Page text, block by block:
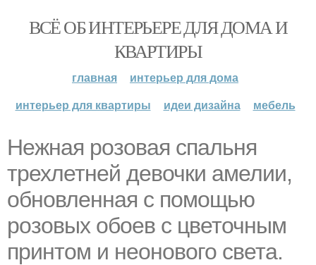
ВСЁ ОБ ИНТЕРЬЕРЕ ДЛЯ ДОМА И
КВАРТИРЫ
главная
интерьер для дома
интерьер для квартиры
идеи дизайна мебель
Нежная розовая спальня
трехлетней девочки амелии,
обновленная с помощью
розовых обоев с цветочным
принтом и неонового света.